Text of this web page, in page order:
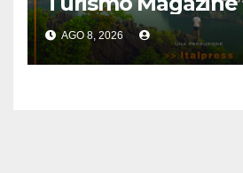
AGO 8, 2026